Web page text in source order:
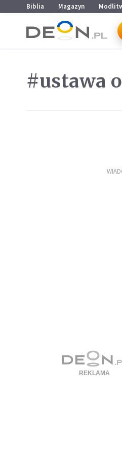
Przejdź do menu głównego
Przejdź do treści
Biblia Magazyn
#ustawa